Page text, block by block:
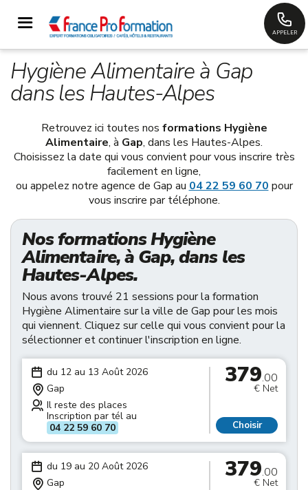
APPELER
Hygiène Alimentaire à Gap
dans les Hautes-Alpes
Retrouvez ici toutes nos formations Hygiène
Alimentaire, à Gap, dans les Hautes-Alpes.
Choisissez la date qui vous convient pour vous inscrire très
facilement en ligne,
ou appelez notre agence de Gap au 04 22 59 60 70 pour
vous inscrire par téléphone.
Nos formations Hygiène
Alimentaire, à Gap, dans les
Hautes-Alpes.
Nous avons trouvé 21 sessions pour la formation
Hygiène Alimentaire sur la ville de Gap pour les mois
qui viennent. Cliquez sur celle qui vous convient pour la
sélectionner et continuer l'inscription en ligne.
du 12 au 13 Août 2026
Gap
Il reste des places
Inscription par tél au
04 22 59 60 70
379.00
€ Net
Choisir
du 19 au 20 Août 2026
Gap
379.00
€ Net